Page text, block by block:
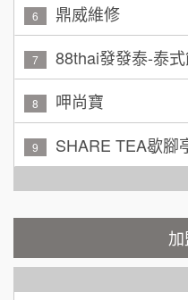
7 88thai發發泰-泰式
8 呷尚寶
9 SHARE TEA歇腳亭
10 TEA TOP台灣第一
1 Cozy coffee可集
林 先生/小姐
吳 先生/小姐
加盟預算
周 先生/小姐
加盟預算
加盟預算